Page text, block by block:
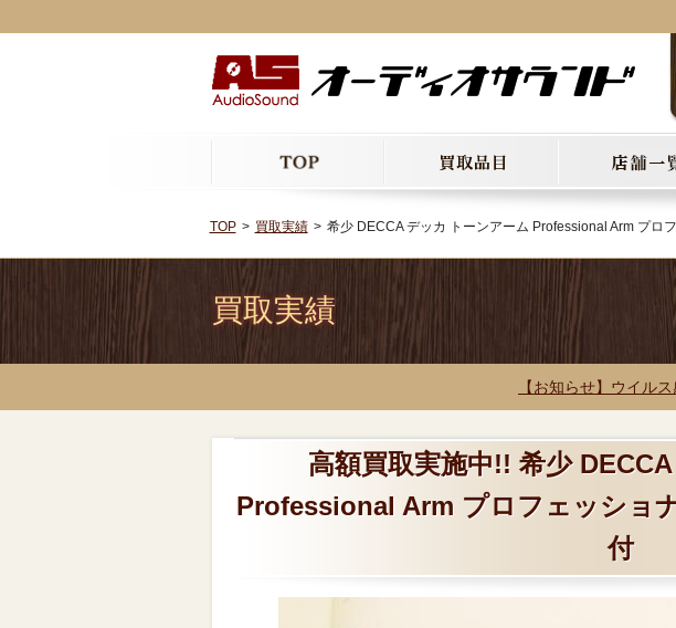
TOP 買取実績 希少 DECCA デッカ トーンアーム Professional Arm プロ
買取実績
【お知らせ】ウイル
高額買取実施中!! 希少
Professional Arm プロフェッショ
付